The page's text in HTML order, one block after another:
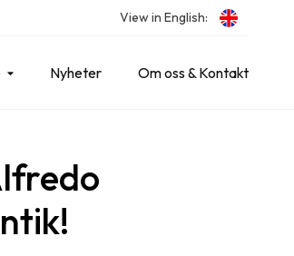
View in English:
Nyheter Om oss & Kontakt